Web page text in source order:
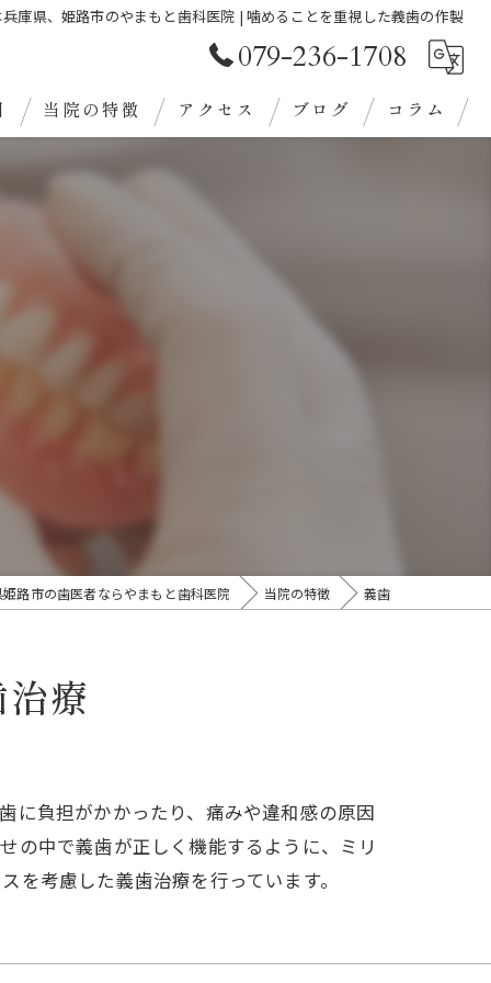
庫県、姫路市のやまもと歯科医院 | 噛めることを重視した義歯の作製
079-236-1708
当院の特徴
審美歯科
定期検診
アクセス ブログ コラム
路市の歯医者ならやまもと歯科医院 当院の特徴 義歯
療
に負担がかかったり、痛みや違和感の原因
の中で義歯が正しく機能するように、ミリ
考慮した義歯治療を行っています。